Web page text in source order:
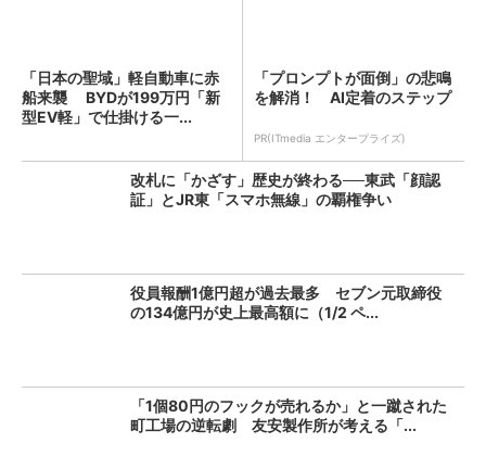
「日本の聖域」軽自動車に赤
船来襲 BYDが199万円「新
型EV軽」で仕掛ける一...
「プロンプトが面倒」の悲鳴
を解消！ AI定着のステップ
PR(ITmedia エンタープライズ)
改札に「かざす」歴史が終わる──東武「顔認
証」とJR東「スマホ無線」の覇権争い
役員報酬1億円超が過去最多 セブン元取締役
の134億円が史上最高額に（1/2 ペ...
「1個80円のフックが売れるか」と一蹴された
町工場の逆転劇 友安製作所が考える「...